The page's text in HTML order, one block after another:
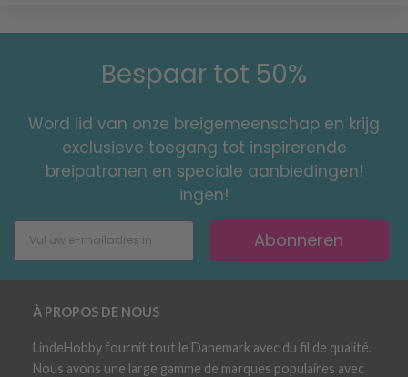
Bespaar tot 50%
Word lid van onze breigemeenschap en krijg
exclusieve toegang tot inspirerende
breipatronen en speciale aanbiedingen!
ingen!
Abonneren
À PROPOS DE NOUS
LindeHobby fournit tout le Danemark avec du fil de qualité.
Nous avons une large gamme de marques populaires avec